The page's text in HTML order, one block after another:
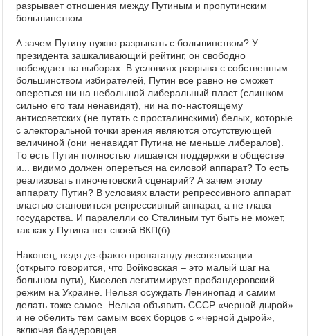
разрывает отношения между Путиным и пропутинским
большинством.
А зачем Путину нужно разрывать с большинством? У
президента зашкаливающий рейтинг, он свободно
побеждает на выборах. В условиях разрыва с собственным
большинством избирателей, Путин все равно не сможет
опереться ни на небольшой либеральный пласт (слишком
сильно его там ненавидят), ни на по-настоящему
антисоветских (не путать с просталинскими) белых, которые
с электоральной точки зрения являются отсутствующей
величиной (они ненавидят Путина не меньше либералов).
То есть Путин полностью лишается поддержки в обществе
и... видимо должен опереться на силовой аппарат? То есть
реализовать пиночетовский сценарий? А зачем этому
аппарату Путин? В условиях власти репрессивного аппарат
властью становиться репрессивный аппарат, а не глава
государства. И паралелли со Сталиным тут быть не может,
так как у Путина нет своей ВКП(б).
Наконец, ведя де-факто пропаганду десоветизации
(открыто говорится, что Войковская – это малый шаг на
большом пути), Киселев легитимирует пробандеровский
режим на Украине. Нельзя осуждать Ленинопад и самим
делать тоже самое. Нельзя объявить СССР «черной дырой»
и не обелить тем самым всех борцов с «черной дырой»,
включая бандеровцев.